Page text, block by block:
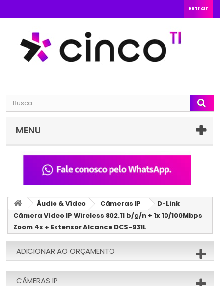
Entrar
MENU
Áudio & Vídeo Câmeras IP
D-Link
Câmera Vídeo IP Wireless 802.11 b/g/n + 1x 10/100Mbps
Zoom 4x + Extensor Alcance DCS-931L
ADICIONAR AO ORÇAMENTO
CÂMERAS IP